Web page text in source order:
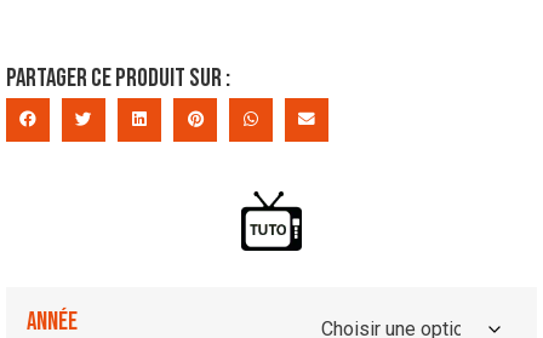
Partager ce produit sur :
Année